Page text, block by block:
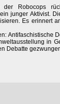
Robocops
junger Aktivist.
Es erinnert
Antifaschistische
in
Debatte